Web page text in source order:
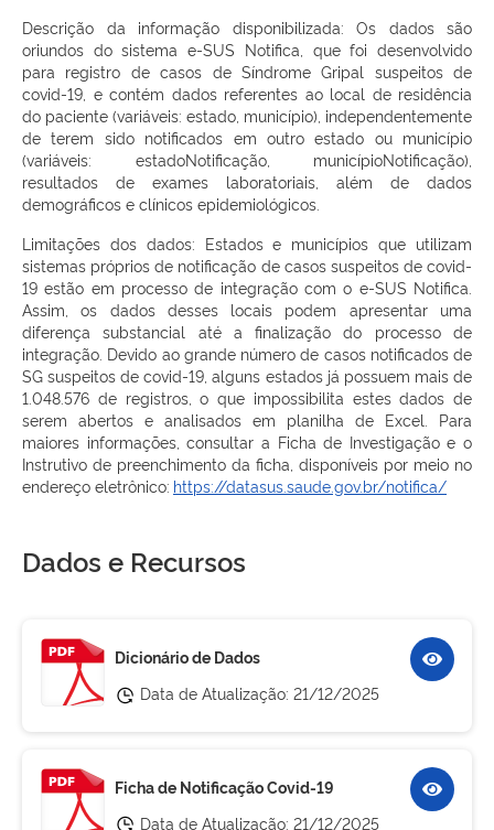
Descrição da informação disponibilizada: Os dados são
oriundos do sistema e-SUS Notifica, que foi desenvolvido
para registro de casos de Síndrome Gripal suspeitos de
covid-19, e contém dados referentes ao local de residência
do paciente (variáveis: estado, município), independentemente
de terem sido notificados em outro estado ou município
(variáveis: estadoNotificação, municípioNotificação),
resultados de exames laboratoriais, além de dados
demográficos e clínicos epidemiológicos.
Limitações dos dados: Estados e municípios que utilizam
sistemas próprios de notificação de casos suspeitos de covid-
19 estão em processo de integração com o e-SUS Notifica.
Assim, os dados desses locais podem apresentar uma
diferença substancial até a finalização do processo de
integração. Devido ao grande número de casos notificados de
SG suspeitos de covid-19, alguns estados já possuem mais de
1.048.576 de registros, o que impossibilita estes dados de
serem abertos e analisados em planilha de Excel. Para
maiores informações, consultar a Ficha de Investigação e o
Instrutivo de preenchimento da ficha, disponíveis por meio no
endereço eletrônico: https://datasus.saude.gov.br/notifica/
Dados e Recursos
Dicionário de Dados
Data de Atualização: 21/12/2025
Ficha de Notificação Covid-19
Data de Atualização: 21/12/2025